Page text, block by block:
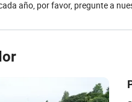
año, por favor, pregunte a